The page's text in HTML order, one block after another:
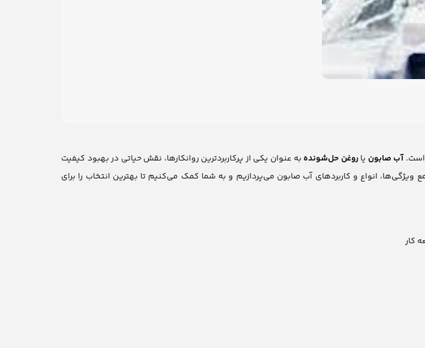
است.آب صابون یاروغن حل‌شونده به عنوان یکی از پرکاربردترین روانکارها، نقش حیاتی در بهبود کیفیت
انواع و کاربردهای آب صابون می‌پردازیم و به شما کمک می‌کنیم تا بهترین انتخاب را برای
کار